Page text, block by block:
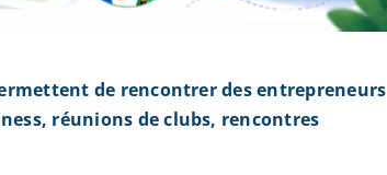
de rencontrer des entrepreneurs
réunions de clubs, rencontres